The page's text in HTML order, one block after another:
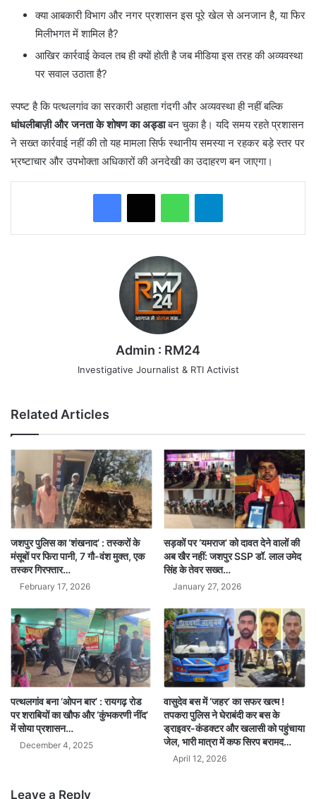
क्या आबकारी विभाग और नगर प्रशासन इस पूरे खेल से अनजान है, या फिर
मिलीभगत में शामिल है?
आखिर कार्रवाई केवल तब ही क्यों होती है जब मीडिया इस तरह की अव्यवस्था
पर सवाल उठाता है?
स्पष्ट है कि पत्थलगांव का सरकारी अहाता गंदगी और अव्यवस्था ही नहीं बल्कि
धांधलीबाज़ी और जनता के शोषण का अड्डाबन चुका है। यदि समय रहते प्रशासन
ने सख्त कार्रवाई नहीं की तो यह मामला सिर्फ स्थानीय समस्या न रहकर बड़े स्तर पर
भ्रष्टाचार और उपभोक्ता अधिकारों की अनदेखी का उदाहरण बन जाएगा।
WhatsAppTelegram
Admin : RM24
Investigative Journalist & RTI Activist
Related Articles
जशपुर पुलिस का ‘शंखनाद’ : तस्करों के
मंसूबों पर फिरा पानी, 7 गौ-वंश मुक्त, एक
तस्कर गिरफ्तार…
February 17, 2026
सड़कों पर ‘यमराज’ को दावत देने वालों की
अब खैर नहीं: जशपुर SSP डॉ. लाल उमेद
सिंह के तेवर सख्त…
January 27, 2026
पत्थलगांव बना ‘ओपन बार’ : रायगढ़ रोड
पर शराबियों का खौफ और ‘कुंभकरणी नींद’
में सोया प्रशासन…
December 4, 2025
वासुदेव बस में ‘जहर’ का सफर खत्म !
तपकरा पुलिस ने घेराबंदी कर बस के
ड्राइवर-कंडक्टर और खलासी को पहुंचाया
जेल, भारी मात्रा में कफ सिरप बरामद…
April 12, 2026
Leave a Reply